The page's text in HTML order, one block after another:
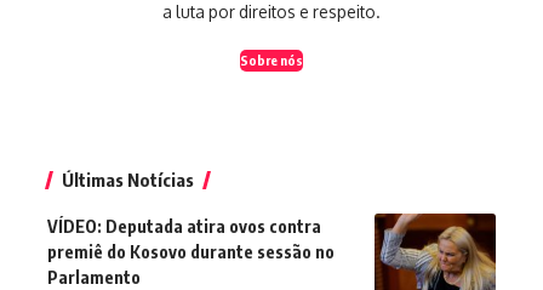
a luta por direitos e respeito.
Sobre nós
Últimas Notícias
VÍDEO: Deputada atira ovos contra
premiê do Kosovo durante sessão no
Parlamento